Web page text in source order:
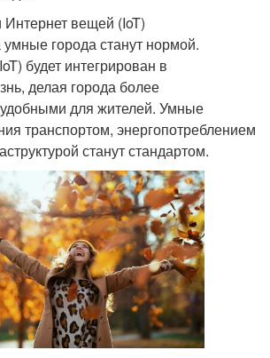
вещей (IoT)
города станут нормой.
будет интегрирован в
делая города более
для жителей. Умные
транспортом, энергопотреблением
станут стандартом.